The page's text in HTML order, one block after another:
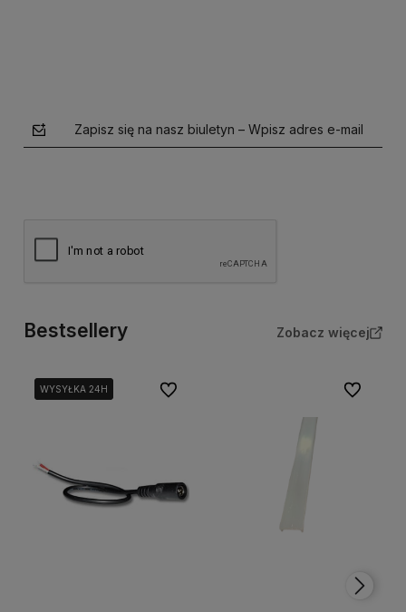
Zapisz się na nasz biuletyn – Wpisz adres e-mail
polityce prywatności
Bestsellery Zobacz więcej
WYSYŁKA 24H
WYSYŁKA 24H Do ulubionych Do